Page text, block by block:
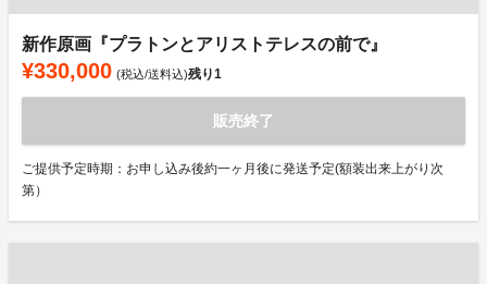
新作原画『プラトンとアリストテレスの前で』
¥330,000 (税込/送料込)残り1
販売終了
ご提供予定時期：お申し込み後約一ヶ月後に発送予定(額装出来上がり次
第）